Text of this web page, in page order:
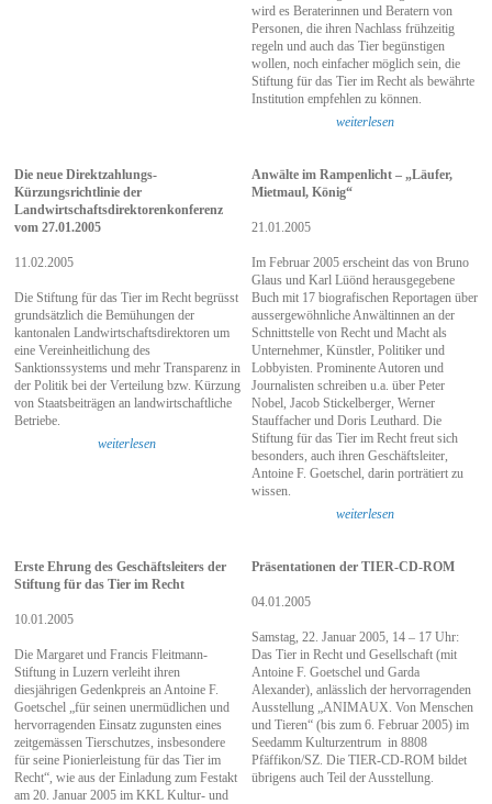
wird es Beraterinnen und Beratern von
Personen, die ihren Nachlass frühzeitig
regeln und auch das Tier begünstigen
wollen, noch einfacher möglich sein, die
Stiftung für das Tier im Recht als bewährte
Institution empfehlen zu können.
weiterlesen
Die neue Direktzahlungs-
Kürzungsrichtlinie der
Landwirtschaftsdirektorenkonferenz
vom 27.01.2005
11.02.2005
Die Stiftung für das Tier im Recht begrüsst
grundsätzlich die Bemühungen der
kantonalen Landwirtschaftsdirektoren um
eine Vereinheitlichung des
Sanktionssystems und mehr Transparenz in
der Politik bei der Verteilung bzw. Kürzung
von Staatsbeiträgen an landwirtschaftliche
Betriebe.
weiterlesen
Anwälte im Rampenlicht – „Läufer,
Mietmaul, König“
21.01.2005
Im Februar 2005 erscheint das von Bruno
Glaus und Karl Lüönd herausgegebene
Buch mit 17 biografischen Reportagen über
aussergewöhnliche Anwältinnen an der
Schnittstelle von Recht und Macht als
Unternehmer, Künstler, Politiker und
Lobbyisten. Prominente Autoren und
Journalisten schreiben u.a. über Peter
Nobel, Jacob Stickelberger, Werner
Stauffacher und Doris Leuthard. Die
Stiftung für das Tier im Recht freut sich
besonders, auch ihren Geschäftsleiter,
Antoine F. Goetschel, darin porträtiert zu
wissen.
weiterlesen
Erste Ehrung des Geschäftsleiters der
Stiftung für das Tier im Recht
10.01.2005
Die Margaret und Francis Fleitmann-
Stiftung in Luzern verleiht ihren
diesjährigen Gedenkpreis an Antoine F.
Goetschel „für seinen unermüdlichen und
hervorragenden Einsatz zugunsten eines
zeitgemässen Tierschutzes, insbesondere
für seine Pionierleistung für das Tier im
Recht“, wie aus der Einladung zum Festakt
am 20. Januar 2005 im KKL Kultur- und
Präsentationen der TIER-CD-ROM
04.01.2005
Samstag, 22. Januar 2005, 14 – 17 Uhr:
Das Tier in Recht und Gesellschaft (mit
Antoine F. Goetschel und Garda
Alexander), anlässlich der hervorragenden
Ausstellung „ANIMAUX. Von Menschen
und Tieren“ (bis zum 6. Februar 2005) im
Seedamm Kulturzentrum in 8808
Pfäffikon/SZ. Die TIER-CD-ROM bildet
übrigens auch Teil der Ausstellung.